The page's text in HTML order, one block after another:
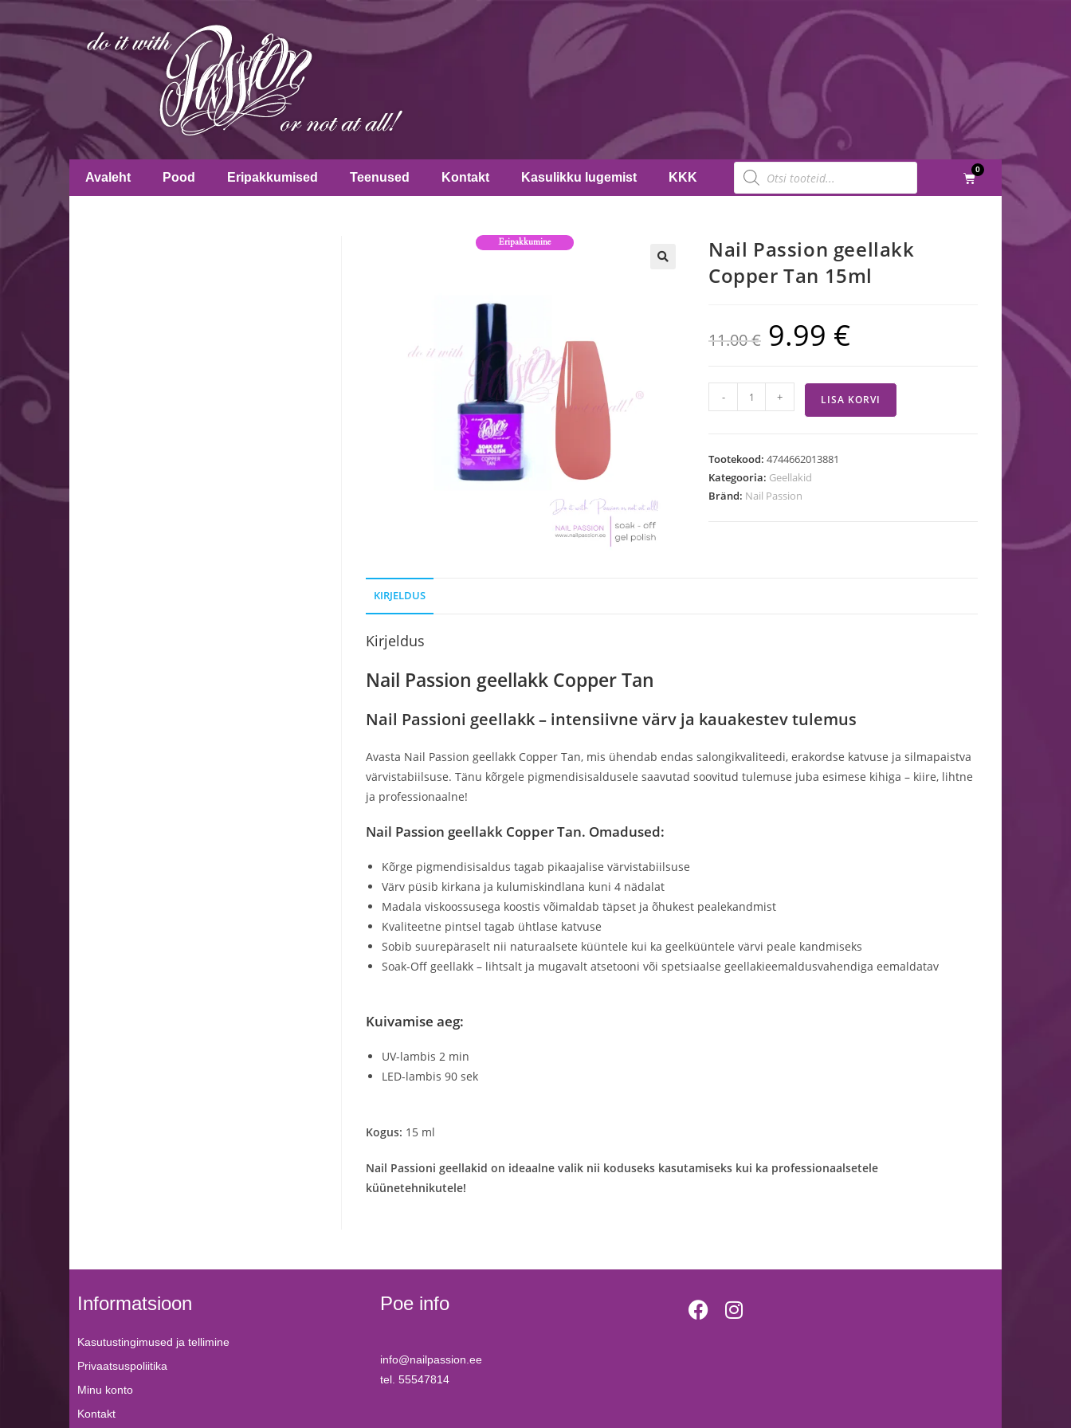
Avaleht Pood Eripakkumised Teenused Kontakt Kasulikku lugemist KKK
0
Eripakkumine
Nail Passion geellakk
Copper Tan 15ml
11.00€ 9.99 €
- + LISA KORVI
Tootekood: 4744662013881
Kategooria: Geellakid
Bränd: Nail Passion
KIRJELDUS
Kirjeldus
Nail Passion geellakk Copper Tan
Nail Passioni geellakk – intensiivne värv ja kauakestev tulemus
Avasta Nail Passion geellakk Copper Tan, mis ühendab endas salongikvaliteedi, erakordse katvuse ja silmapaistva
värvistabiilsuse. Tänu kõrgele pigmendisisaldusele saavutad soovitud tulemuse juba esimese kihiga – kiire, lihtne
ja professionaalne!
Nail Passion geellakk Copper Tan. Omadused:
Kõrge pigmendisisaldus tagab pikaajalise värvistabiilsuse
Värv püsib kirkana ja kulumiskindlana kuni 4 nädalat
Madala viskoossusega koostis võimaldab täpset ja õhukest pealekandmist
Kvaliteetne pintsel tagab ühtlase katvuse
Sobib suurepäraselt nii naturaalsete küüntele kui ka geelküüntele värvi peale kandmiseks
Soak-Off geellakk – lihtsalt ja mugavalt atsetooni või spetsiaalse geellakieemaldusvahendiga eemaldatav
Kuivamise aeg:
UV-lambis 2 min
LED-lambis 90 sek
Kogus: 15 ml
Nail Passioni geellakid on ideaalne valik nii koduseks kasutamiseks kui ka professionaalsetele
küünetehnikutele!
Informatsioon
Kasutustingimused ja tellimine
Privaatsuspoliitika
Minu konto
Kontakt
Poe info
info@nailpassion.ee
tel. 55547814